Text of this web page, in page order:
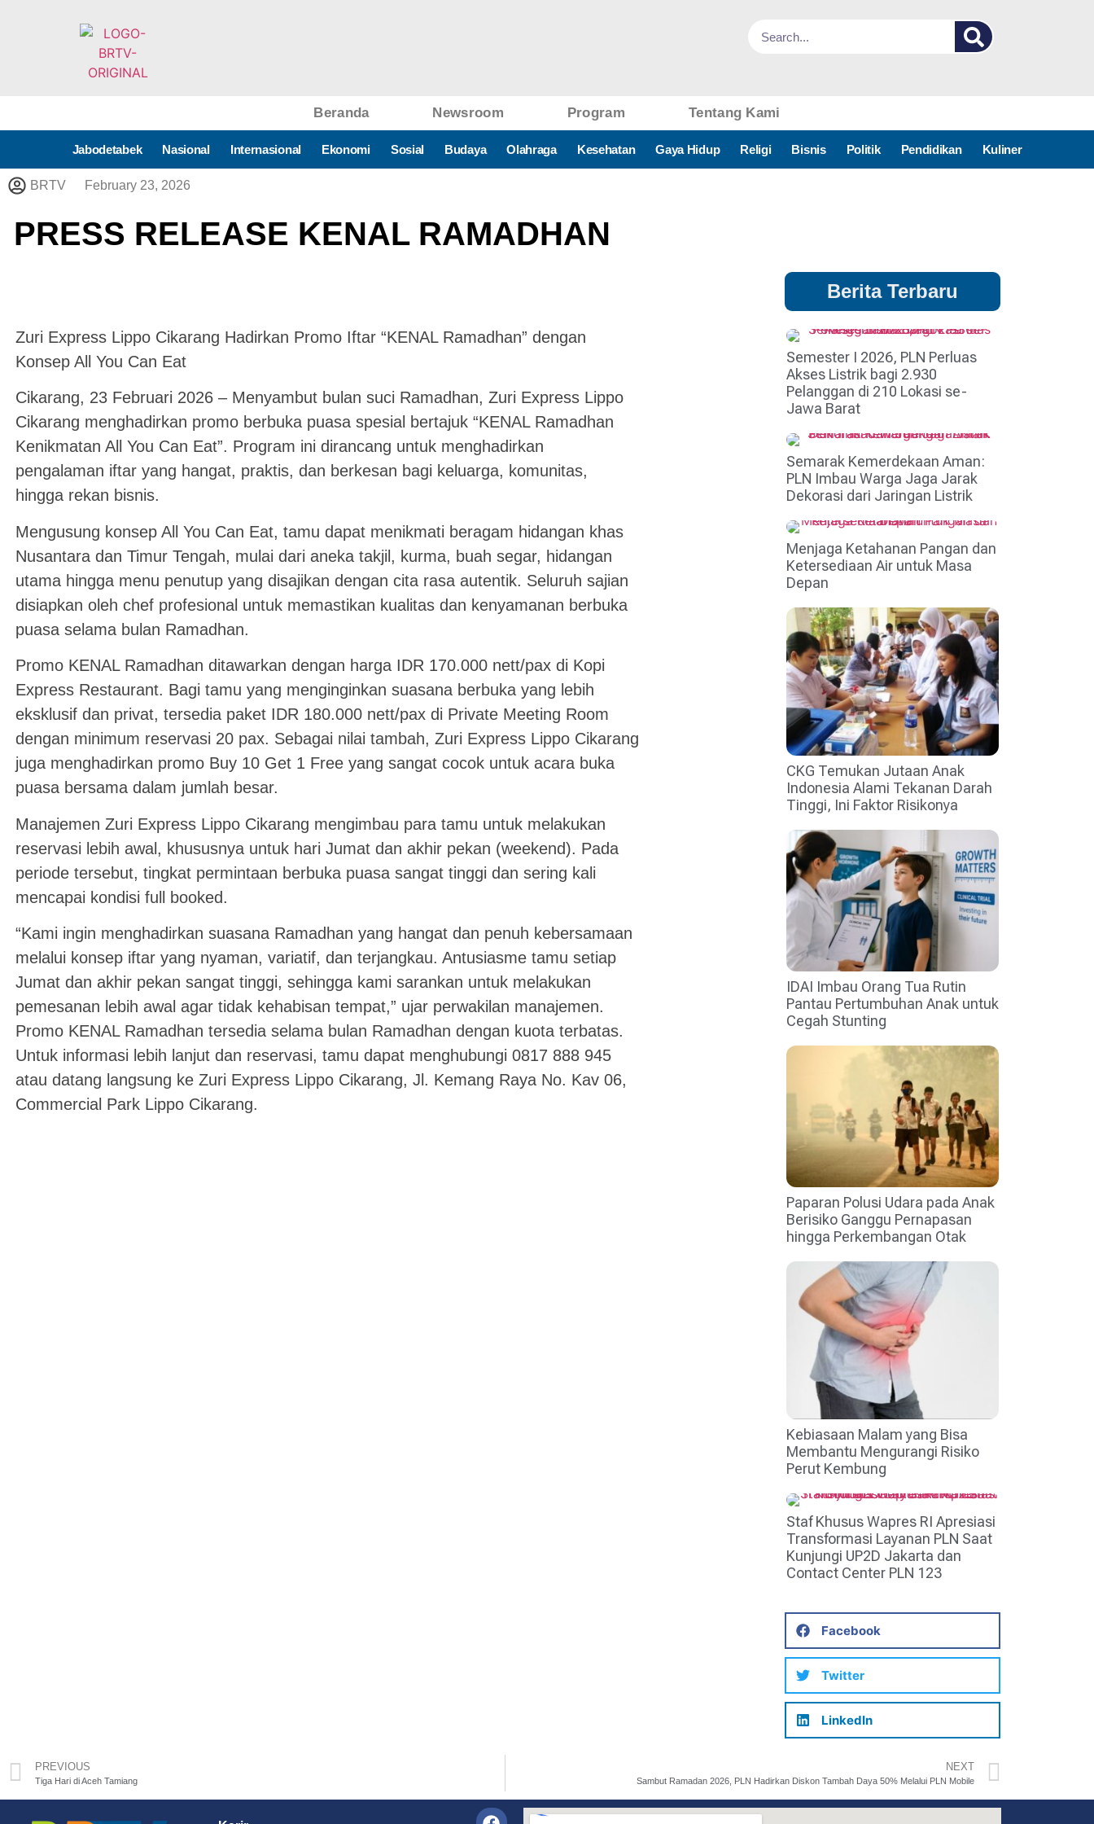
Beranda Newsroom Program Tentang Kami
Jabodetabek Nasional Internasional Ekonomi Sosial Budaya Olahraga Kesehatan Gaya Hidup Religi Bisnis Politik Pendidikan Kuliner
BRTV February 23, 2026
PRESS RELEASE KENAL RAMADHAN
Zuri Express Lippo Cikarang Hadirkan Promo Iftar “KENAL Ramadhan” dengan
Konsep All You Can Eat
Cikarang, 23 Februari 2026 – Menyambut bulan suci Ramadhan, Zuri Express Lippo
Cikarang menghadirkan promo berbuka puasa spesial bertajuk “KENAL Ramadhan
Kenikmatan All You Can Eat”. Program ini dirancang untuk menghadirkan
pengalaman iftar yang hangat, praktis, dan berkesan bagi keluarga, komunitas,
hingga rekan bisnis.
Mengusung konsep All You Can Eat, tamu dapat menikmati beragam hidangan khas
Nusantara dan Timur Tengah, mulai dari aneka takjil, kurma, buah segar, hidangan
utama hingga menu penutup yang disajikan dengan cita rasa autentik. Seluruh sajian
disiapkan oleh chef profesional untuk memastikan kualitas dan kenyamanan berbuka
puasa selama bulan Ramadhan.
Promo KENAL Ramadhan ditawarkan dengan harga IDR 170.000 nett/pax di Kopi
Express Restaurant. Bagi tamu yang menginginkan suasana berbuka yang lebih
eksklusif dan privat, tersedia paket IDR 180.000 nett/pax di Private Meeting Room
dengan minimum reservasi 20 pax. Sebagai nilai tambah, Zuri Express Lippo Cikarang
juga menghadirkan promo Buy 10 Get 1 Free yang sangat cocok untuk acara buka
puasa bersama dalam jumlah besar.
Manajemen Zuri Express Lippo Cikarang mengimbau para tamu untuk melakukan
reservasi lebih awal, khususnya untuk hari Jumat dan akhir pekan (weekend). Pada
periode tersebut, tingkat permintaan berbuka puasa sangat tinggi dan sering kali
mencapai kondisi full booked.
“Kami ingin menghadirkan suasana Ramadhan yang hangat dan penuh kebersamaan
melalui konsep iftar yang nyaman, variatif, dan terjangkau. Antusiasme tamu setiap
Jumat dan akhir pekan sangat tinggi, sehingga kami sarankan untuk melakukan
pemesanan lebih awal agar tidak kehabisan tempat,” ujar perwakilan manajemen.
Promo KENAL Ramadhan tersedia selama bulan Ramadhan dengan kuota terbatas.
Untuk informasi lebih lanjut dan reservasi, tamu dapat menghubungi 0817 888 945
atau datang langsung ke Zuri Express Lippo Cikarang, Jl. Kemang Raya No. Kav 06,
Commercial Park Lippo Cikarang.
Berita Terbaru
Semester I 2026, PLN Perluas
Akses Listrik bagi 2.930
Pelanggan di 210 Lokasi se-
Jawa Barat
Semarak Kemerdekaan Aman:
PLN Imbau Warga Jaga Jarak
Dekorasi dari Jaringan Listrik
Menjaga Ketahanan Pangan dan
Ketersediaan Air untuk Masa
Depan
CKG Temukan Jutaan Anak
Indonesia Alami Tekanan Darah
Tinggi, Ini Faktor Risikonya
IDAI Imbau Orang Tua Rutin
Pantau Pertumbuhan Anak untuk
Cegah Stunting
Paparan Polusi Udara pada Anak
Berisiko Ganggu Pernapasan
hingga Perkembangan Otak
Kebiasaan Malam yang Bisa
Membantu Mengurangi Risiko
Perut Kembung
Staf Khusus Wapres RI Apresiasi
Transformasi Layanan PLN Saat
Kunjungi UP2D Jakarta dan
Contact Center PLN 123
Facebook
Twitter
LinkedIn
PREVIOUS
Tiga Hari di Aceh Tamiang
NEXT
Sambut Ramadan 2026, PLN Hadirkan Diskon Tambah Daya 50% Melalui PLN Mobile